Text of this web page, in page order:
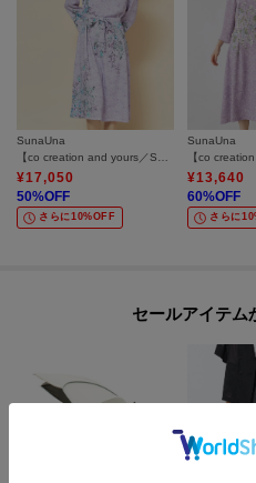
SunaUna
【co creation and yours／SS～L】レースプリント柄ワンピース
¥17,050
50%OFF
さらに10%OFF
SunaUna
¥13,640
60%OFF
さらに
セールアイテム